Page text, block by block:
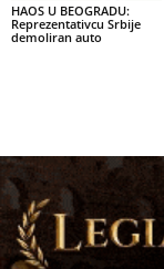
HAOS U BEOGRADU:
Reprezentativcu Srbije
demoliran auto